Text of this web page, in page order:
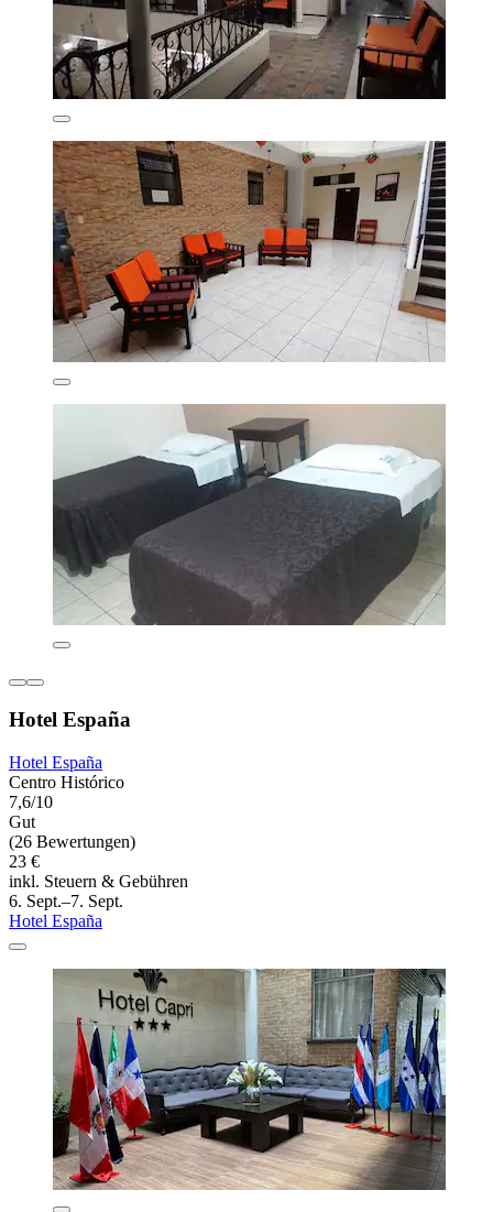
Hotel España
Hotel España
Centro Histórico
7,6/10
Gut
(26 Bewertungen)
23 €
inkl. Steuern & Gebühren
6. Sept.–7. Sept.
Hotel España